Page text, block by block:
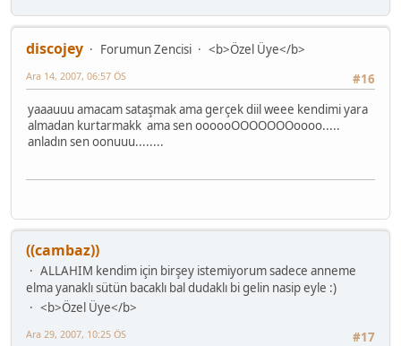
discojey Forumun Zencisi
<b>Özel Üye</b>
#16
Ara 14, 2007, 06:57 ÖS
yaaauuu amacam sataşmak ama gerçek diil weee kendimi yara
almadan kurtarmakk ama sen oooooOOOOOOOoooo.....
anladın sen oonuuu........
((cambaz))
ALLAHIM kendim için birşey istemiyorum sadece anneme
elma yanaklı sütün bacaklı bal dudaklı bi gelin nasip eyle :)
<b>Özel Üye</b>
#17
Ara 29, 2007, 10:25 ÖS